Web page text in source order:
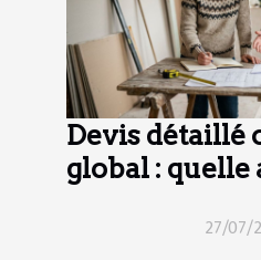
Devis détaillé
global : quelle
27/07/